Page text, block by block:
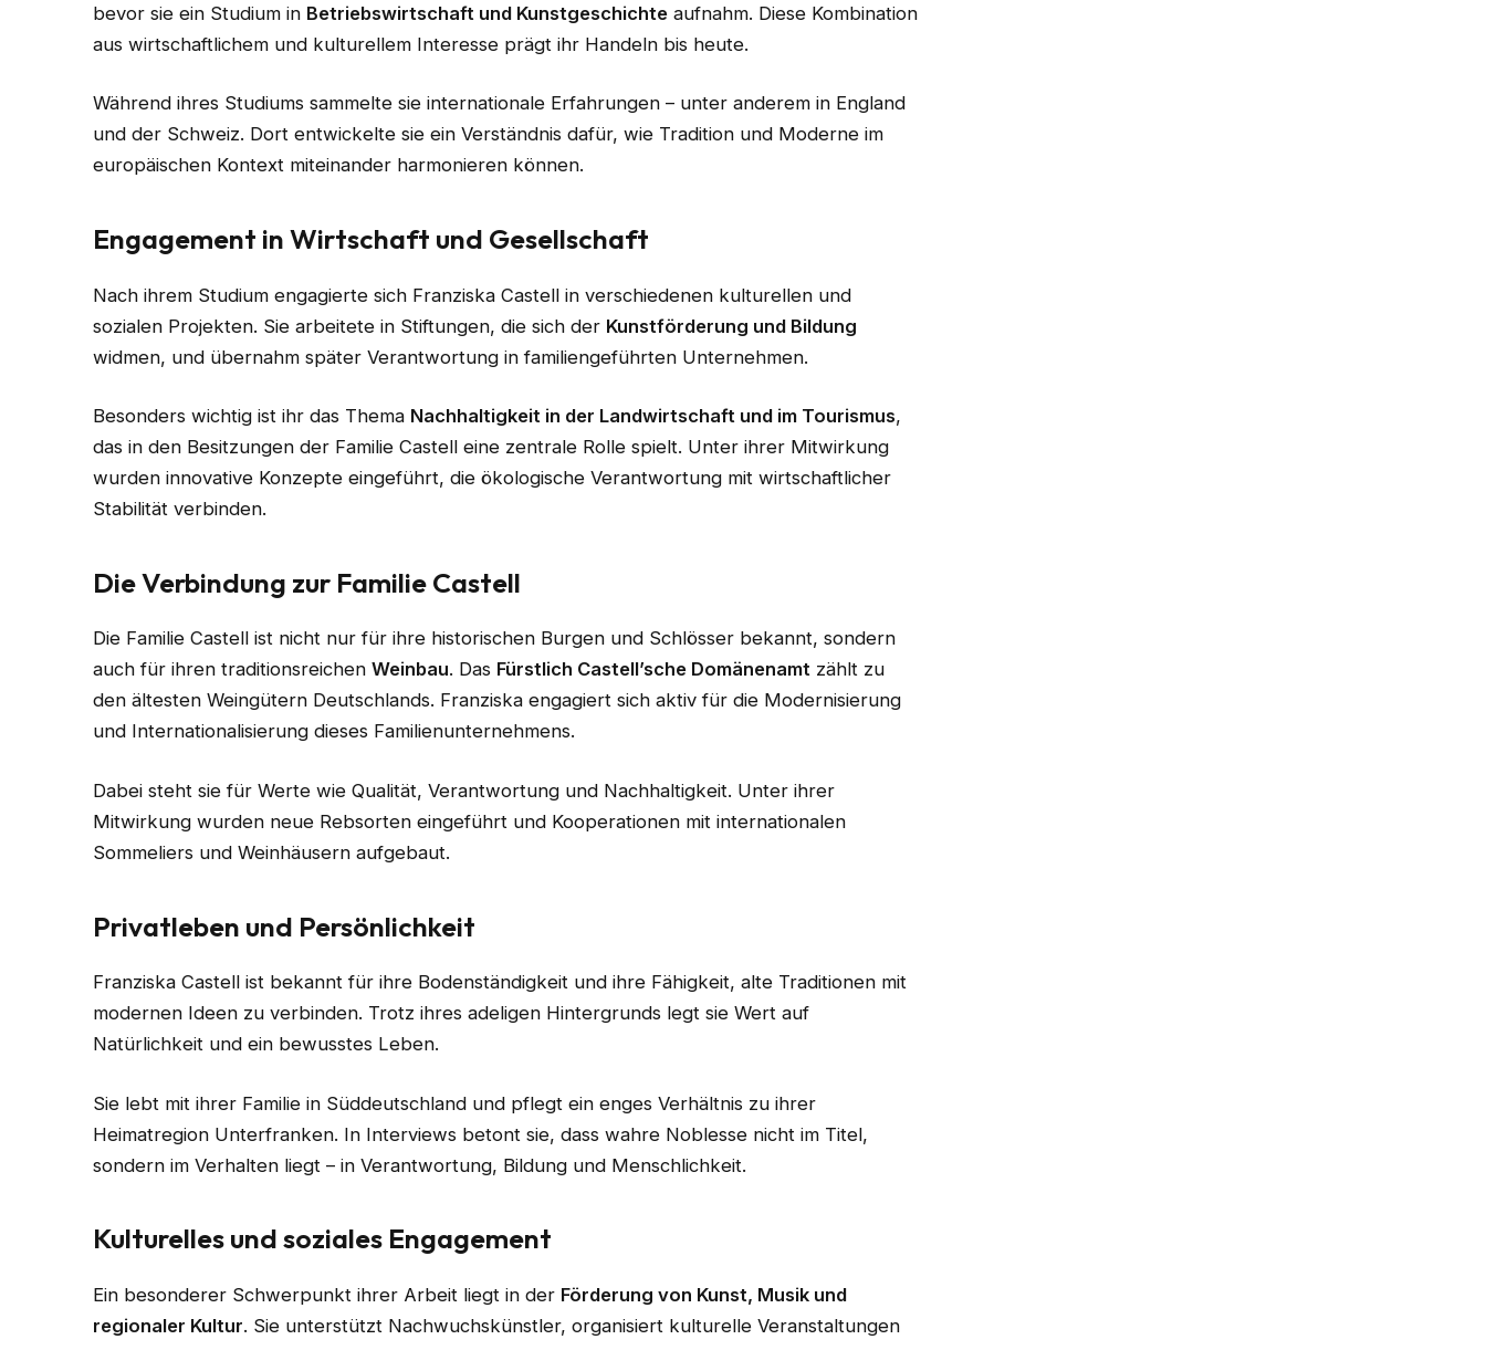
bevor sie ein Studium in Betriebswirtschaft und Kunstgeschichte aufnahm. Diese Kombination
aus wirtschaftlichem und kulturellem Interesse prägt ihr Handeln bis heute.
Während ihres Studiums sammelte sie internationale Erfahrungen – unter anderem in England
und der Schweiz. Dort entwickelte sie ein Verständnis dafür, wie Tradition und Moderne im
europäischen Kontext miteinander harmonieren können.
Engagement in Wirtschaft und Gesellschaft
Nach ihrem Studium engagierte sich Franziska Castell in verschiedenen kulturellen und
sozialen Projekten. Sie arbeitete in Stiftungen, die sich der Kunstförderung und Bildung
widmen, und übernahm später Verantwortung in familiengeführten Unternehmen.
Besonders wichtig ist ihr das Thema Nachhaltigkeit in der Landwirtschaft und im Tourismus,
das in den Besitzungen der Familie Castell eine zentrale Rolle spielt. Unter ihrer Mitwirkung
wurden innovative Konzepte eingeführt, die ökologische Verantwortung mit wirtschaftlicher
Stabilität verbinden.
Die Verbindung zur Familie Castell
Die Familie Castell ist nicht nur für ihre historischen Burgen und Schlösser bekannt, sondern
auch für ihren traditionsreichenWeinbau. Das Fürstlich Castell’sche Domänenamt zählt zu
den ältesten Weingütern Deutschlands. Franziska engagiert sich aktiv für die Modernisierung
und Internationalisierung dieses Familienunternehmens.
Dabei steht sie für Werte wie Qualität, Verantwortung und Nachhaltigkeit. Unter ihrer
Mitwirkung wurden neue Rebsorten eingeführt und Kooperationen mit internationalen
Sommeliers und Weinhäusern aufgebaut.
Privatleben und Persönlichkeit
Franziska Castell ist bekannt für ihre Bodenständigkeit und ihre Fähigkeit, alte Traditionen mit
modernen Ideen zu verbinden. Trotz ihres adeligen Hintergrunds legt sie Wert auf
Natürlichkeit und ein bewusstes Leben.
Sie lebt mit ihrer Familie in Süddeutschland und pflegt ein enges Verhältnis zu ihrer
Heimatregion Unterfranken. In Interviews betont sie, dass wahre Noblesse nicht im Titel,
sondern im Verhalten liegt – in Verantwortung, Bildung und Menschlichkeit.
Kulturelles und soziales Engagement
Ein besonderer Schwerpunkt ihrer Arbeit liegt in der Förderung von Kunst, Musik und
regionaler Kultur. Sie unterstützt Nachwuchskünstler, organisiert kulturelle Veranstaltungen